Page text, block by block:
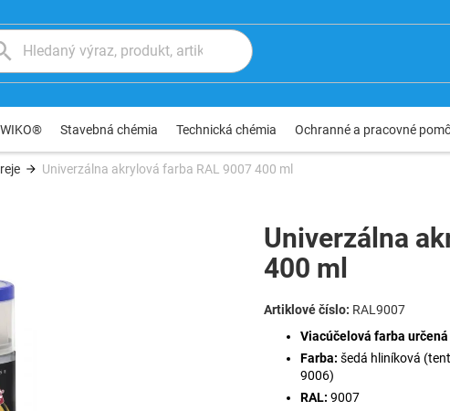
WIKO® Stavebná chémia Technická chémia Ochranné a pracovné
Univerzálna akrylová farba RAL 9007 400 ml
Viacúčelová farba
Farba: šedá hliníková
9006)
RAL: 9007
Univerzálna
400 ml
RAL9007